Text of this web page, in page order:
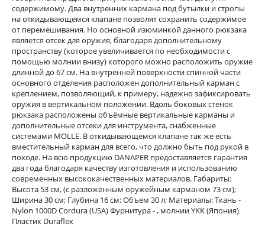
содержимому. Два внутренних кармана под бутылки и стропы
на откидывающемся клапане позволят сохранить содержимое
от перемешивания. Но основной изюминкой данного рюкзака
является отсек для оружия, благодаря дополнительному
пространству (которое увеличивается по необходимости с
помощью молнии внизу) которого можно расположить оружие
длинной до 67 см. На внутренней поверхности спинной части
основного отделения расположен дополнительный карман с
креплением, позволяющий, к примеру, надежно зафиксировать
оружия в вертикальном положении. Вдоль боковых стенок
рюкзака расположены объёмные вертикальные карманы и
дополнительные отсеки для инструмента, снабженные
системами MOLLE. В откидывающемся клапане так же есть
вместительный карман для всего, что должно быть под рукой в
походе. На всю продукцию DANAPER предоставляется гарантия
два года благодаря качеству изготовления и использованию
современных высококачественных материалов. Габариты:
Высота 53 см, (с разложенным оружейным карманом 73 см);
Ширина 30 см; Глубина 16 см; Объем 30 л; Материалы: Ткань -
Nylon 1000D Cordura (USA) Фурнитура - , молнии YKK (Япония)
Пластик Duraflex